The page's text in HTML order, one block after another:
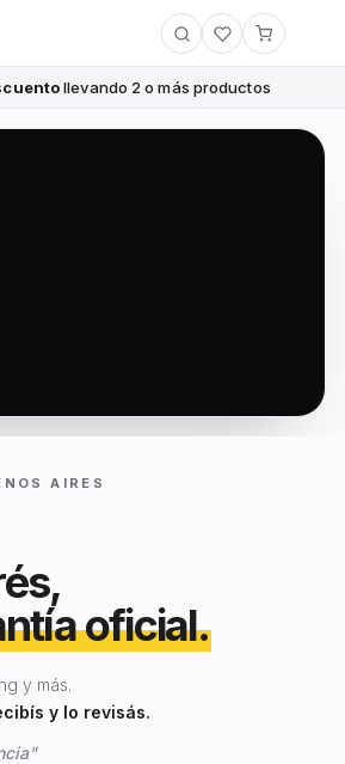
llevando 2 o más productos
AIRES
oficial.
y más.
y lo revisás.